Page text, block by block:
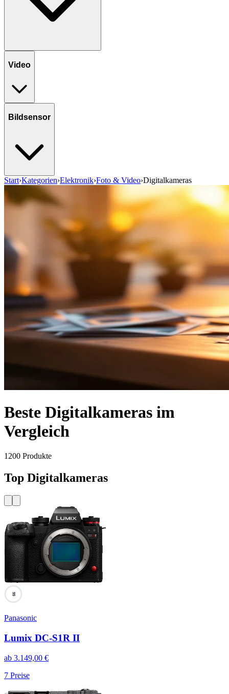
Video
Bildsensor
Start›Kategorien›Elektronik›Foto & Video›Digitalkameras
Beste Digitalkameras im
Vergleich
1200 Produkte
Top Digitalkameras
99
Panasonic
Lumix DC-S1R II
ab 3.149,00 €
7 Preise